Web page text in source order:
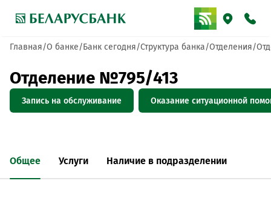
Главная О банке Банк сегодня Структура банка Отделения
Отделение №795/413
Запись на обслуживание Оказание ситуационной
Общее Услуги Наличие в подразделении